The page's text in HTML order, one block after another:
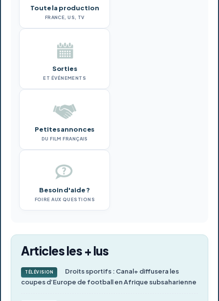
Toute la production
FRANCE, US, TV
Sorties
ET ÉVÉNEMENTS
Petites annonces
DU FILM FRANÇAIS
Besoin d'aide ?
FOIRE AUX QUESTIONS
Articles les + lus
TÉLÉVISION
Droits sportifs : Canal+ diffusera les
coupes d’Europe de football en Afrique subsaharienne